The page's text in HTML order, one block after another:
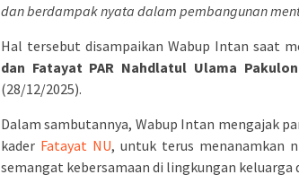
dan berdampak nyata dalam pembangunan
Hal tersebut disampaikan Wabup Intan saat
dan Fatayat PAR Nahdlatul Ulama
(28/12/2025).
Dalam sambutannya, Wabup Intan mengajak
kader Fatayat NU, untuk terus menanamkan
semangat kebersamaan di lingkungan keluarga